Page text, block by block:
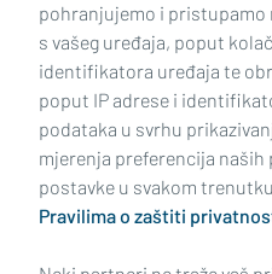
Impressum Uvjeti korištenja
Politika kolačića Kontakt
pohranjujemo i
s vašeg uređaja, poput
identifikatora uređaja te
poput IP adrese i
podataka u svrhu
mjerenja preferencija naših
postavke u svakom
Pravilima o zaštiti